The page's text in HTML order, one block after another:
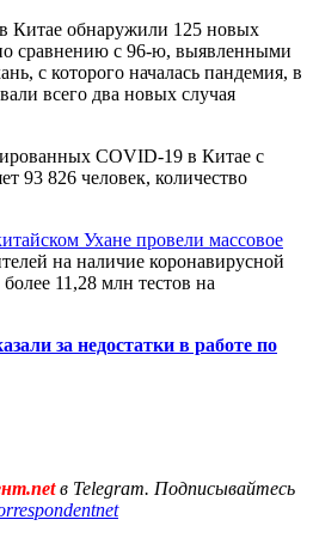
в Китае обнаружили 125 новых
сравнению с 96-ю, выявленными
с которого началась пандемия, в
всего два новых случая
COVID-19 в Китае с
93 826 человек, количество
Ухане провели массовое
на наличие коронавирусной
11,28 млн тестов на
за недостатки в работе по
в Telegram. Подписывайтесь